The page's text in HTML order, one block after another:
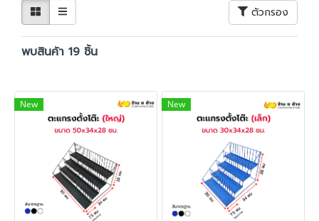
ตัวกรอง
พบสินค้า 19 ชิ้น
New New